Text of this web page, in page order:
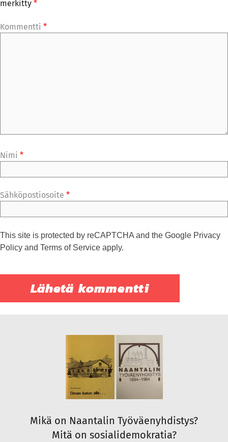
merkitty *
Kommentti *
Nimi *
Sähköpostiosoite *
This site is protected by reCAPTCHA and the Google Privacy
Policy and Terms of Service apply.
Mikä on Naantalin Työväenyhdistys?
Mitä on sosialidemokratia?